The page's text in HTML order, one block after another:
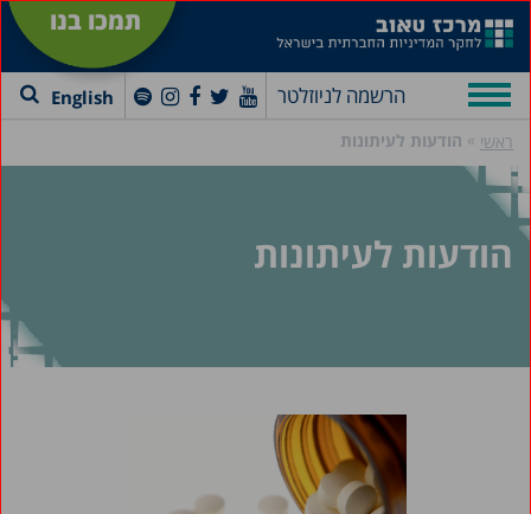
תמכו בנו
הרשמה לניוזלטר English
ראשי » הודעות לעיתונות
הודעות לעיתונות